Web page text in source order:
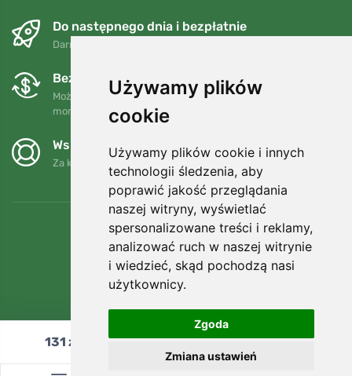
Używamy plików
cookie
Używamy plików cookie i innych
technologii śledzenia, aby
poprawić jakość przeglądania
naszej witryny, wyświetlać
spersonalizowane treści i reklamy,
analizować ruch w naszej witrynie
i wiedzieć, skąd pochodzą nasi
użytkownicy.
Zgoda
Zmiana ustawień
Do następnego dnia i bezpłatnie
Darmowa wysyłka dla zamówień powyżej 250 PLN
Bezpłatne wymiany i zwroty
Możesz zwrócić lub wymienić swoje zamówienie w dowolnym
momencie w ciągu 90 dni.
Wspieramy Trees.org
Za każde zamówienie sadzimy drzewo! Czytaj więcej
131 zł Dodaj do koszyka